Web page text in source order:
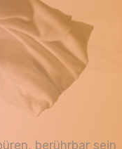
berührbar sein